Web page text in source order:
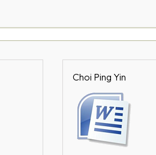
Choi Ping Yin